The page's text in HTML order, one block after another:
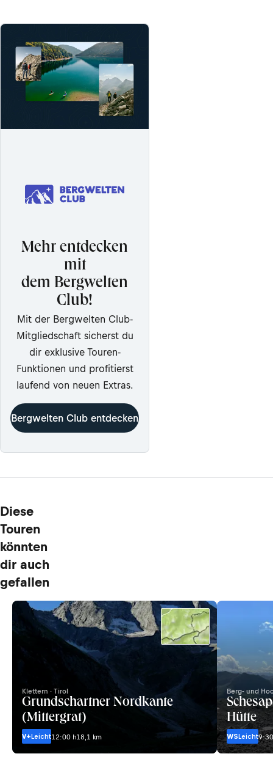
Mehr entdecken
mit
dem Bergwelten
Club!
Mit der Bergwelten Club-
Mitgliedschaft sicherst du
dir exklusive Touren-
Funktionen und profitierst
laufend von neuen Extras.
Bergwelten Club entdecken
Diese
Touren
könnten
dir auch
gefallen
Klettern · Tirol
Grundschartner Nordkante
(Mittergrat)
V+Leicht12:00 h18,1 km
Berg- und
Hütte
WSLeicht